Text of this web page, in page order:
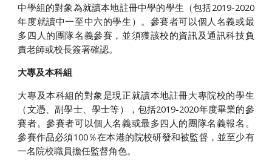
中學組的對象為就讀本地註冊中學的學生（包括2019-2020
年度就讀中一至中六的學生）。參賽者可以個人名義或最
多四人的團隊名義參賽，並須獲該校的資訊及通訊科技負
責老師或校長簽署確認。
大專及本科組
大專及本科組的對象是現正就讀本地註冊大專院校的學生
（文憑、副學士、學士等），包括2019-2020年度畢業的參
賽者。參賽者可以個人名義或最多四人的團隊名義報名。
參賽作品必須100％在本港的院校研發和被監督，並至少有
一名院校職員擔任監督角色。